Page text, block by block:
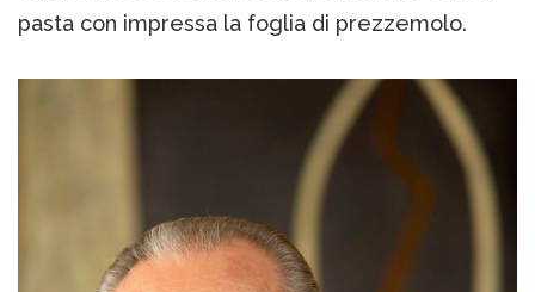
pasta con impressa la foglia di prezzemolo.